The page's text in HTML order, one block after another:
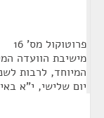
פרוטוקול מס' 16
מישיבת הוועדה
המיוחד, לרבות
יום שלישי, י"א באייר התש"ף (11